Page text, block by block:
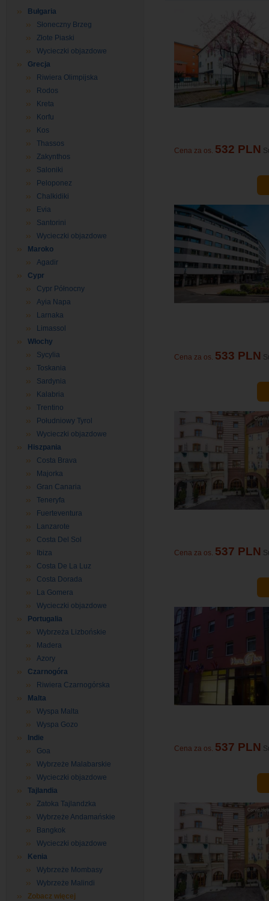
Bułgaria
Słoneczny Brzeg
Złote Piaski
Wycieczki objazdowe
Grecja
Riwiera Olimpijska
Rodos
Kreta
Korfu
Kos
Thassos
Zakynthos
Saloniki
Peloponez
Chalkidiki
Evia
Santorini
Wycieczki objazdowe
Maroko
Agadir
Cypr
Cypr Północny
Ayia Napa
Larnaka
Limassol
Włochy
Sycylia
Toskania
Sardynia
Kalabria
Trentino
Południowy Tyrol
Wycieczki objazdowe
Hiszpania
Costa Brava
Majorka
Gran Canaria
Teneryfa
Fuerteventura
Lanzarote
Costa Del Sol
Ibiza
Costa De La Luz
Costa Dorada
La Gomera
Wycieczki objazdowe
Portugalia
Wybrzeża Lizbońskie
Madera
Azory
Czarnogóra
Riwiera Czarnogórska
Malta
Wyspa Malta
Wyspa Gozo
Indie
Goa
Wybrzeże Malabarskie
Wycieczki objazdowe
Tajlandia
Zatoka Tajlandzka
Wybrzeże Andamańskie
Bangkok
Wycieczki objazdowe
Kenia
Wybrzeże Mombasy
Wybrzeże Malindi
Zobacz więcej
Cena za os. 532 PLN
Cena za os. 533 PLN
Cena za os. 537 PLN
Cena za os. 537 PLN